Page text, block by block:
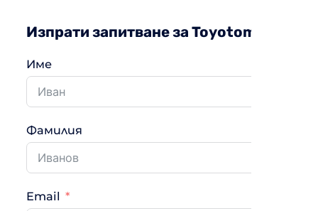
Изпрати запитване за Toyotomi
Име
Фамилия
Email